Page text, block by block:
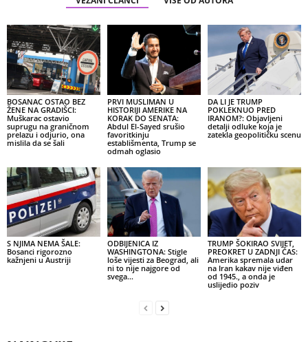
BOSANAC OSTAO BEZ
ŽENE NA GRADIŠCI:
Muškarac ostavio
suprugu na graničnom
prelazu i odjurio, ona
mislila da se šali
PRVI MUSLIMAN U
HISTORIJI AMERIKE NA
KORAK DO SENATA:
Abdul El-Sayed srušio
favoritkinju
establišmenta, Trump se
odmah oglasio
DA LI JE TRUMP
POKLEKNUO PRED
IRANOM?: Objavljeni
detalji odluke koja je
zatekla geopolitičku scenu
S NJIMA NEMA ŠALE:
Bosanci rigorozno
kažnjeni u Austriji
ODBIJENICA IZ
WASHINGTONA: Stigle
loše vijesti za Beograd, ali
ni to nije najgore od
svega…
TRUMP ŠOKIRAO SVIJET,
PREOKRET U ZADNJI ČAS:
Amerika spremala udar
na Iran kakav nije viđen
od 1945., a onda je
uslijedio poziv